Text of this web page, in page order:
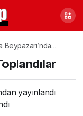
Beypazarı’nda
yayınlandı
Paylaş